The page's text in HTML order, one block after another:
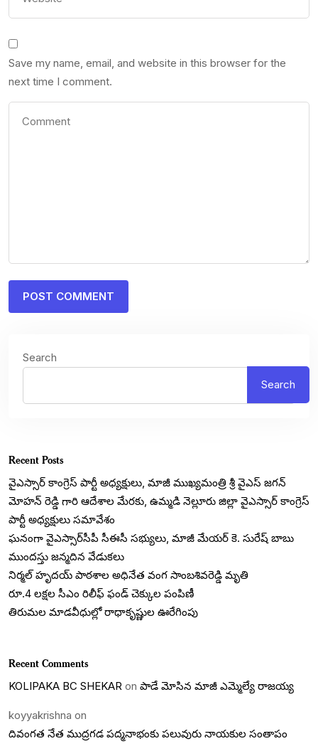
Save my name, email, and website in this browser for the
next time I comment.
Search
Search
Recent Posts
వైఎస్సార్ కాంగ్రెస్ పార్టీ అధ్యక్షులు, మాజీ ముఖ్యమంత్రి శ్రీ వైఎస్ జగన్
మోహన్ రెడ్డి గారి ఆదేశాల మేరకు, ఉమ్మడి నెల్లూరు జిల్లా వైఎస్సార్ కాంగ్రెస్
పార్టీ అధ్యక్షులు సమావేశం
ఘనంగా వైఎస్సార్‌సీపీ సీఈసీ సభ్యులు, మాజీ మేయర్ కె. సురేష్ బాబు
ముందస్తు జన్మదిన వేడుకలు
నిర్మల్ హృదయ్ పాఠశాల అధినేత వంగ సాంబశివరెడ్డి మృతి
రూ.4 లక్షల సీఎం రిలీఫ్ ఫండ్ చెక్కుల పంపిణీ
తిరుమల మాడవీధుల్లో రాధాకృష్ణుల ఊరేగింపు
Recent Comments
KOLIPAKA BC SHEKAR on పాడే మోసిన మాజీ ఎమ్మెల్యే రాజయ్య
koyyakrishna on
దివంగత నేత ముద్రగడ పద్మనాభంకు పలువురు నాయకుల సంతాపం